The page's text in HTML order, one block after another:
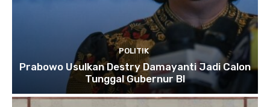
POLITIK
Prabowo Usulkan Destry Damayanti Jadi Calon
Tunggal Gubernur BI